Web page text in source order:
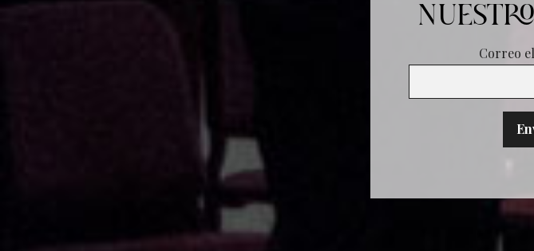
Correo